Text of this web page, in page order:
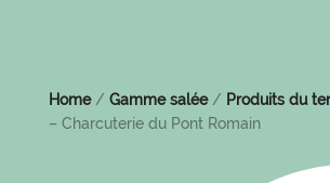
Home/ Gamme salée/ Produits du
– Charcuterie du Pont Romain